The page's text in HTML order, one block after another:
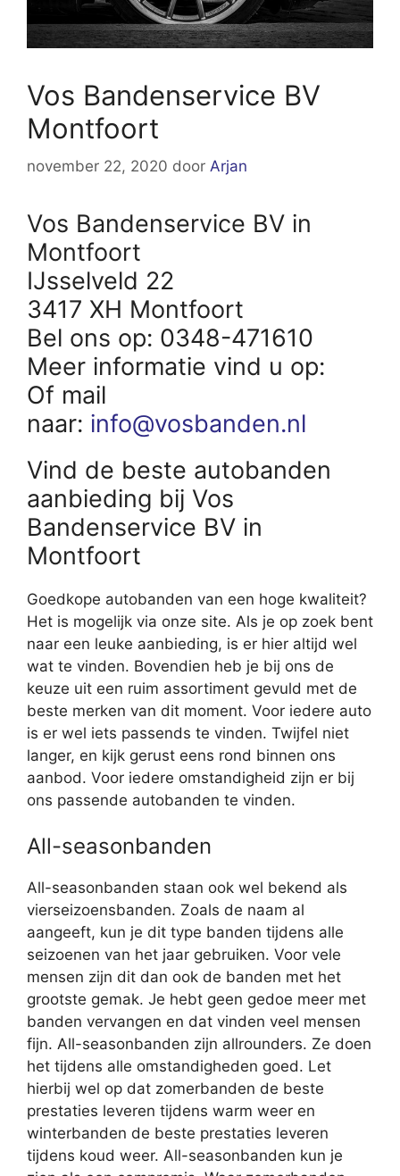
Vos Bandenservice BV
Montfoort
november 22, 2020 door Arjan
Vos Bandenservice BV in
Montfoort
IJsselveld 22
3417 XH Montfoort
Bel ons op: 0348-471610
Meer informatie vind u op:
Of mail
naar: info@vosbanden.nl
Vind de beste autobanden
aanbieding bij Vos
Bandenservice BV in
Montfoort
Goedkope autobanden van een hoge kwaliteit?
Het is mogelijk via onze site. Als je op zoek bent
naar een leuke aanbieding, is er hier altijd wel
wat te vinden. Bovendien heb je bij ons de
keuze uit een ruim assortiment gevuld met de
beste merken van dit moment. Voor iedere auto
is er wel iets passends te vinden. Twijfel niet
langer, en kijk gerust eens rond binnen ons
aanbod. Voor iedere omstandigheid zijn er bij
ons passende autobanden te vinden.
All-seasonbanden
All-seasonbanden staan ook wel bekend als
vierseizoensbanden. Zoals de naam al
aangeeft, kun je dit type banden tijdens alle
seizoenen van het jaar gebruiken. Voor vele
mensen zijn dit dan ook de banden met het
grootste gemak. Je hebt geen gedoe meer met
banden vervangen en dat vinden veel mensen
fijn. All-seasonbanden zijn allrounders. Ze doen
het tijdens alle omstandigheden goed. Let
hierbij wel op dat zomerbanden de beste
prestaties leveren tijdens warm weer en
winterbanden de beste prestaties leveren
tijdens koud weer. All-seasonbanden kun je